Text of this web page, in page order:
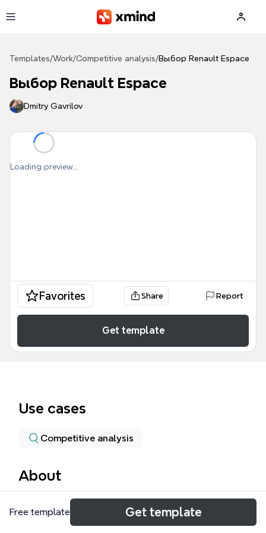
Templates/Work/Competitive analysis/Выбор Renault Espace
Выбор Renault Espace
Dmitry Gavrilov
Loading preview...
Favorites Share Report
Get template
Use cases
Competitive analysis
About
Этот шаблон сравнивает поколения Renault
Espace (Mk2 91г-96г и Mk3 96г-03г) и оценивает
Free template Get template